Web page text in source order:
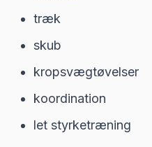
træk
skub
kropsvægtøvelser
koordination
let styrketræning